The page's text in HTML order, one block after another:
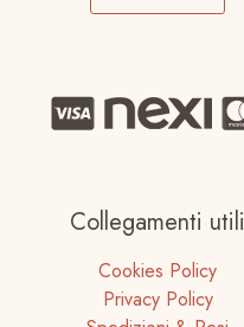
Collegamenti utili
Cookies Policy
Privacy Policy